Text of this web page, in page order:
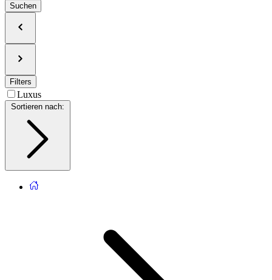
Suchen
Filters
Luxus
Sortieren nach